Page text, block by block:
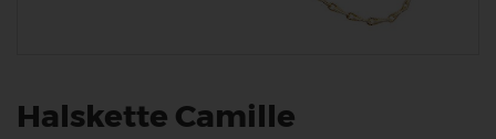
Halskette Camille